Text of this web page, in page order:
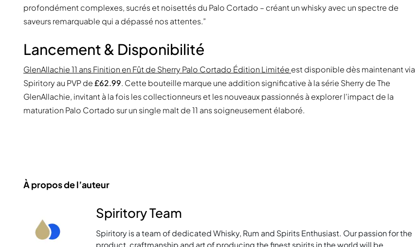
profondément complexes, sucrés et noisettés du Palo Cortado – créant un whisky avec un spectre de
saveurs remarquable qui a dépassé nos attentes.”
Lancement & Disponibilité
GlenAllachie 11 ans Finition en Fût de Sherry Palo Cortado Édition Limitée est disponible dès maintenant via
Spiritory au PVP de£62.99. Cette bouteille marque une addition significative à la série Sherry de The
GlenAllachie, invitant à la fois les collectionneurs et les nouveaux passionnés à explorer l'impact de la
maturation Palo Cortado sur un single malt de 11 ans soigneusement élaboré.
À propos de l’auteur
Spiritory Team
Spiritory is a team of dedicated Whisky, Rum and Spirits Enthusiast. Our passion for the